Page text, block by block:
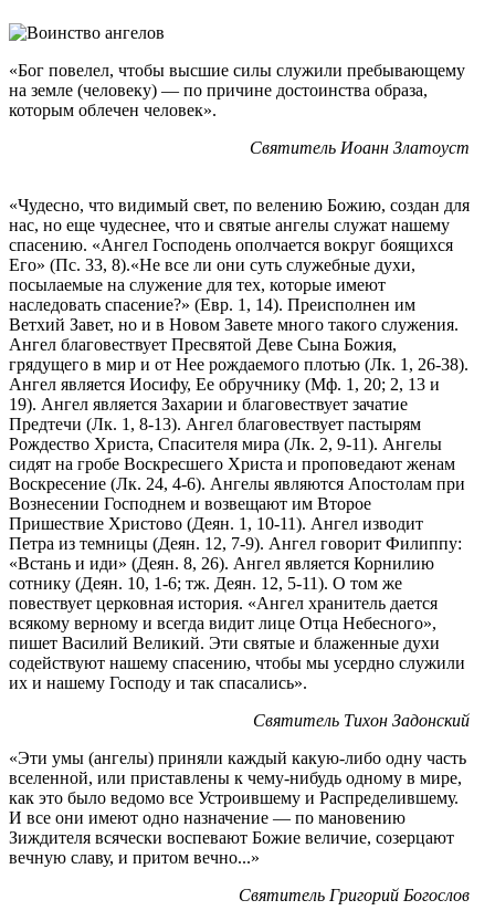
«Бог повелел, чтобы высшие силы служили пребывающему
на земле (человеку) — по причине достоинства образа,
которым облечен человек».
Святитель Иоанн Златоуст
«Чудесно, что видимый свет, по велению Божию, создан для
нас, но еще чудеснее, что и святые ангелы служат нашему
спасению. «Ангел Господень ополчается вокруг боящихся
Его» (Пс. 33, 8).«Не все ли они суть служебные духи,
посылаемые на служение для тех, которые имеют
наследовать спасение?» (Евр. 1, 14). Преисполнен им
Ветхий Завет, но и в Новом Завете много такого служения.
Ангел благовествует Пресвятой Деве Сына Божия,
грядущего в мир и от Нее рождаемого плотью (Лк. 1, 26-38).
Ангел является Иосифу, Ее обручнику (Мф. 1, 20; 2, 13 и
19). Ангел является Захарии и благовествует зачатие
Предтечи (Лк. 1, 8-13). Ангел благовествует пастырям
Рождество Христа, Спасителя мира (Лк. 2, 9-11). Ангелы
сидят на гробе Воскресшего Христа и проповедают женам
Воскресение (Лк. 24, 4-6). Ангелы являются Апостолам при
Вознесении Господнем и возвещают им Второе
Пришествие Христово (Деян. 1, 10-11). Ангел изводит
Петра из темницы (Деян. 12, 7-9). Ангел говорит Филиппу:
«Встань и иди» (Деян. 8, 26). Ангел является Корнилию
сотнику (Деян. 10, 1-6; тж. Деян. 12, 5-11). О том же
повествует церковная история. «Ангел хранитель дается
всякому верному и всегда видит лице Отца Небесного»,
пишет Василий Великий. Эти святые и блаженные духи
содействуют нашему спасению, чтобы мы усердно служили
их и нашему Господу и так спасались».
Святитель Тихон Задонский
«Эти умы (ангелы) приняли каждый какую-либо одну часть
вселенной, или приставлены к чему-нибудь одному в мире,
как это было ведомо все Устроившему и Распределившему.
И все они имеют одно назначение — по мановению
Зиждителя всячески воспевают Божие величие, созерцают
вечную славу, и притом вечно...»
Святитель Григорий Богослов